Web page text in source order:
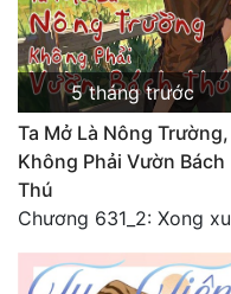
Vô Sỉ
Điềm Đạm
5 tháng trước
Ta Mở Là Nông Trường,
Không Phải Vườn Bách
Thú